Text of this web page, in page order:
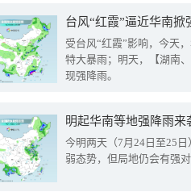
台风“红霞”逼近华南
受台风“红霞”影响，今天
特大暴雨；明天，【湖南
现强降雨。
明起华南等地强降雨
今明两天（7月24日至25
弱态势，但局地仍会有强